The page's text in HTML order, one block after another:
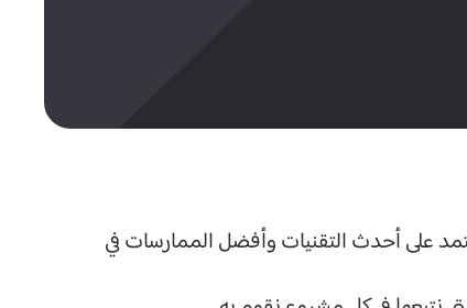
على أحدث التقنيات وأفضل الممارسات في